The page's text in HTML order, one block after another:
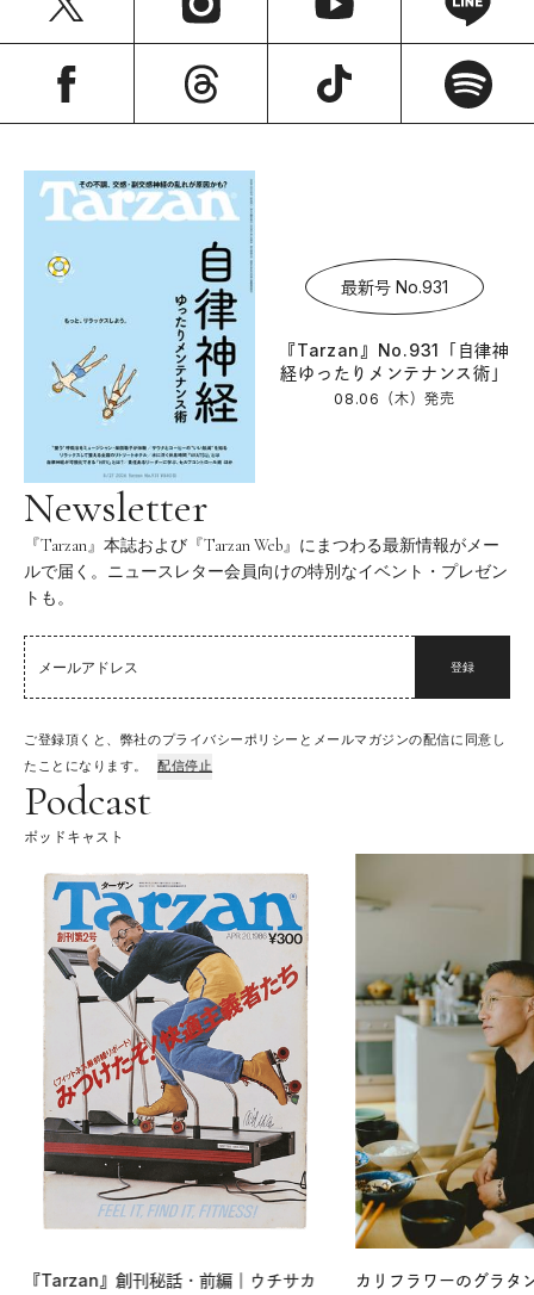
最新号 No.931
『Tarzan』No.931「自律神
経ゆったりメンテナンス術」
08.06（木）発売
Newsletter
『Tarzan』本誌および『Tarzan Web』にまつわる最新情報がメー
ルで届く。ニュースレター会員向けの特別なイベント・プレゼン
トも。
登録
ご登録頂くと、弊社のプライバシーポリシーとメールマガジンの配信に同意し
たことになります。
配信停止
Podcast
ポッドキャスト
『Tarzan』創刊秘話・前編｜ウチサカ
カリフラワーのグラタ